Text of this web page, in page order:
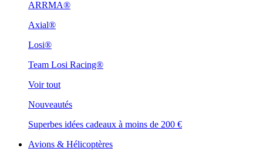
ARRMA®
Axial®
Losi®
Team Losi Racing®
Voir tout
Nouveautés
Superbes idées cadeaux à moins de 200 €
Avions & Hélicoptères